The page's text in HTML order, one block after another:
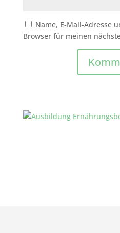
Name, E-Mail-Adresse
Browser für meinen